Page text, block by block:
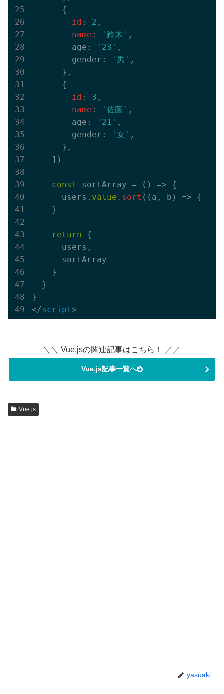
{
id : 2 ,
name : '鈴木' ,
        age:
'23' ,
        gender:
'男' ,
      }
,
{
id : 3 ,
name : '佐藤' ,
        age:
'21' ,
        gender:
'女' ,
      }
,
    ])
const sortArray = () =>
{
      users.
value .sort ((a, b) => {
    }
return
{
      users,
      sortArray
    }
  }
</script>
＼＼ Vue.jsの関連記事はこちら！ ／／
Vue.js記事一覧へ
Vue.js
yasuaki